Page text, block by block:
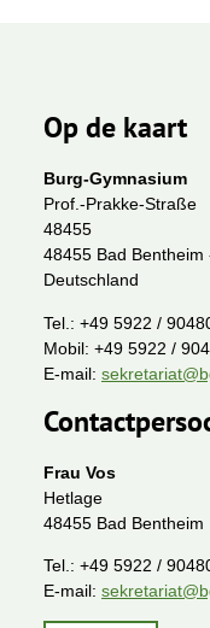
Op de kaart
Burg-Gymnasium
Prof.-Prakke-Straße
48455
48455 Bad Bentheim
Deutschland
Tel.: +49 5922 /
Mobil: +49 5922 /
E-mail:
Frau Vos
Hetlage
48455 Bad Bentheim
Tel.: +49 5922 /
E-mail: